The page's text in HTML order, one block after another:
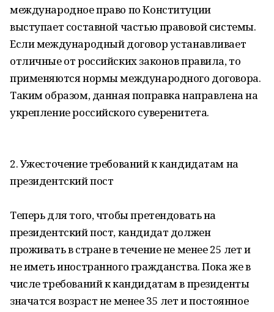
международное право по Конституции
выступает составной частью правовой системы.
Если международный договор устанавливает
отличные от российских законов правила, то
применяются нормы международного договора.
Таким образом, данная поправка направлена на
укрепление российского суверенитета.
2. Ужесточение требований к кандидатам на
президентский пост
Теперь для того, чтобы претендовать на
президентский пост, кандидат должен
проживать в стране в течение не менее 25 лет и
не иметь иностранного гражданства. Пока же в
числе требований к кандидатам в президенты
значатся возраст не менее 35 лет и постоянное